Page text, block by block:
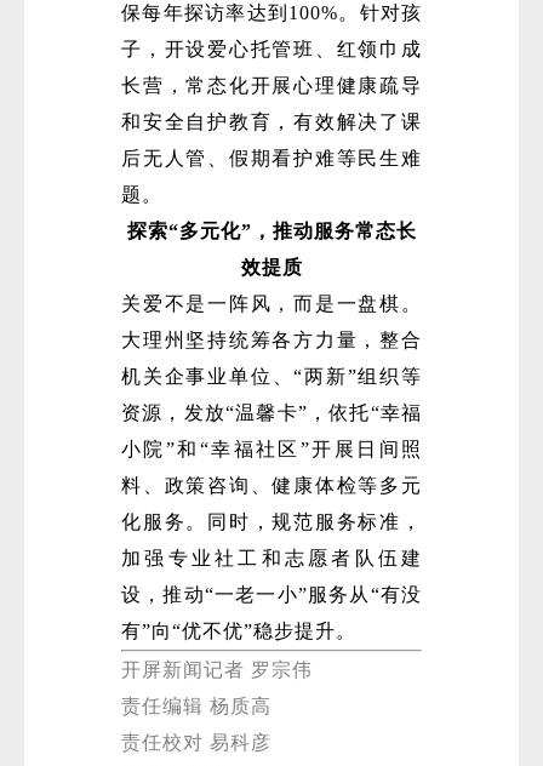
保每年探访率达到100%。针对孩
子，开设爱心托管班、红领巾成
长营，常态化开展心理健康疏导
和安全自护教育，有效解决了课
后无人管、假期看护难等民生难
题。
探索“多元化”，推动服务常态长
效提质
关爱不是一阵风，而是一盘棋。
大理州坚持统筹各方力量，整合
机关企事业单位、“两新”组织等
资源，发放“温馨卡”，依托“幸福
小院”和“幸福社区”开展日间照
料、政策咨询、健康体检等多元
化服务。同时，规范服务标准，
加强专业社工和志愿者队伍建
设，推动“一老一小”服务从“有没
有”向“优不优”稳步提升。
开屏新闻记者 罗宗伟
责任编辑 杨质高
责任校对 易科彦